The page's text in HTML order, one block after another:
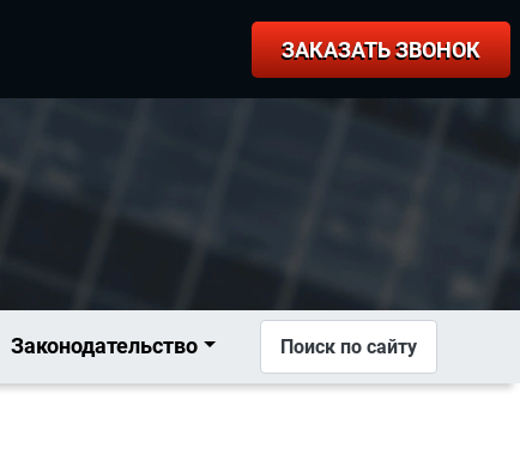
ЗАКАЗАТЬ ЗВОНОК
Законодательство Поиск по сайту